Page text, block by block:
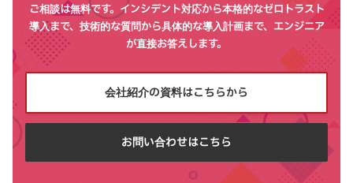
ご相談は無料です。インシデント対応から本格的なゼロトラスト
導入まで、技術的な質問から具体的な導入計画まで、エンジニア
が直接お答えします。
会社紹介の資料はこちらから
お問い合わせはこちら